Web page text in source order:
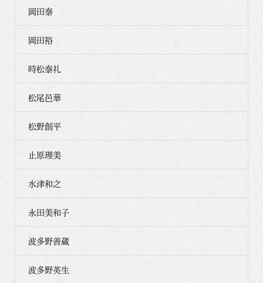
岡田泰
岡田裕
時松泰礼
松尾邑華
松野創平
止原理美
水津和之
永田美和子
波多野善蔵
波多野英生